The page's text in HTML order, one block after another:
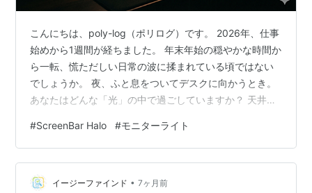
こんにちは、poly-log（ポリログ）です。 2026年、仕事
始めから1週間が経ちました。 年末年始の穏やかな時間か
ら一転、慌ただしい日常の波に揉まれている頃ではない
でしょうか。 夜、ふと息をついてデスクに向かうとき。
あなたはどんな「光」の中で過ごしていますか？ 天井の
あるいは、暗い部屋でモニターの明かりだけを頼りに作
業している人。 もし、あなたが「最近、夜の作業で目が
疲れる」「デスクに向かう気分がいまいち乗らない」と
感じているなら、それは才能ややる気の問題ではありま
#ScreenBar Halo #モニターライト
イージーファインド • 7ヶ月前